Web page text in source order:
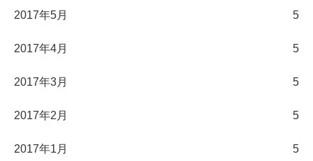
2017年5月 5
2017年4月 5
2017年3月 5
2017年2月 5
2017年1月 5